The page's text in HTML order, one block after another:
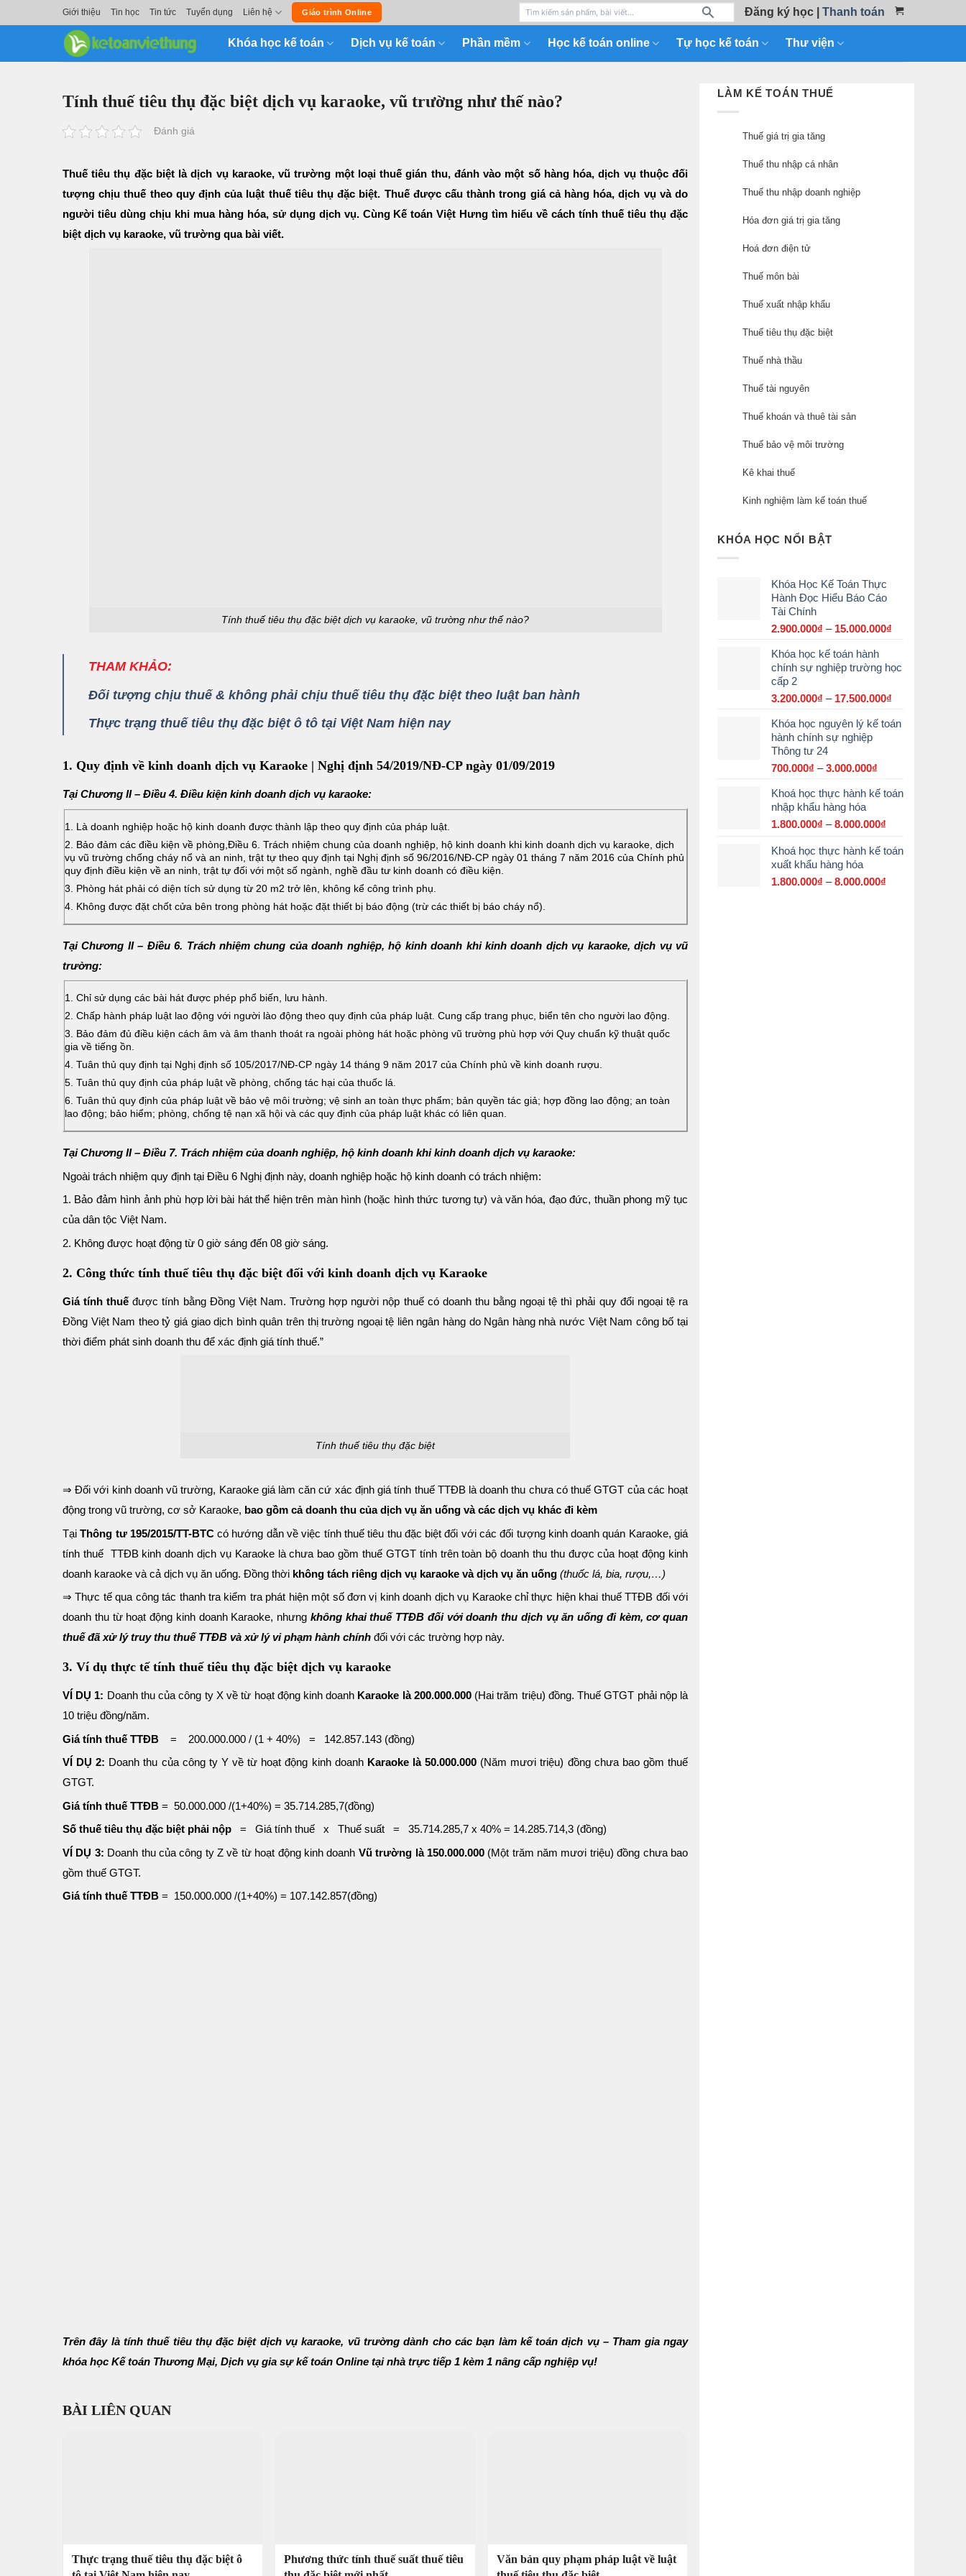
Giới thiệu Tin học Tin tức Tuyển dụng Liên hệ Giáo trình Online Đăng ký học| Thanh toán
Khóa học kế toán Dịch vụ kế toán Phần mềm Học kế toán online Tự học kế toán Thư viện
Tính thuế tiêu thụ đặc biệt dịch vụ karaoke, vũ trường như thế nào?
Đánh giá
Thuế tiêu thụ đặc biệt là dịch vụ karaoke, vũ trường một loại thuế gián thu, đánh vào một số hàng hóa, dịch vụ thuộc đối
tượng chịu thuế theo quy định của luật thuế tiêu thụ đặc biệt. Thuế được cấu thành trong giá cả hàng hóa, dịch vụ và do
người tiêu dùng chịu khi mua hàng hóa, sử dụng dịch vụ. Cùng Kế toán Việt Hưng tìm hiểu về cách tính thuế tiêu thụ đặc
biệt dịch vụ karaoke, vũ trường qua bài viết.
Tính thuế tiêu thụ đặc biệt dịch vụ karaoke, vũ trường như thế nào?
THAM KHẢO:
Đối tượng chịu thuế & không phải chịu thuế tiêu thụ đặc biệt theo luật ban hành
Thực trạng thuế tiêu thụ đặc biệt ô tô tại Việt Nam hiện nay
1. Quy định về kinh doanh dịch vụ Karaoke | Nghị định 54/2019/NĐ-CP ngày 01/09/2019
Tại Chương II – Điều 4. Điều kiện kinh doanh dịch vụ karaoke:
1. Là doanh nghiệp hoặc hộ kinh doanh được thành lập theo quy định của pháp luật.
2. Bảo đảm các điều kiện về phòng,Điều 6. Trách nhiệm chung của doanh nghiệp, hộ kinh doanh khi kinh doanh dịch vụ karaoke, dịch
vụ vũ trường chống cháy nổ và an ninh, trật tự theo quy định tại Nghị định số 96/2016/NĐ-CP ngày 01 tháng 7 năm 2016 của Chính phủ
quy định điều kiện về an ninh, trật tự đối với một số ngành, nghề đầu tư kinh doanh có điều kiện.
3. Phòng hát phải có diện tích sử dụng từ 20 m2 trở lên, không kể công trình phụ.
4. Không được đặt chốt cửa bên trong phòng hát hoặc đặt thiết bị báo động (trừ các thiết bị báo cháy nổ).
Tại Chương II – Điều 6. Trách nhiệm chung của doanh nghiệp, hộ kinh doanh khi kinh doanh dịch vụ karaoke, dịch vụ vũ
trường:
1. Chỉ sử dụng các bài hát được phép phổ biến, lưu hành.
2. Chấp hành pháp luật lao động với người lào động theo quy định của pháp luật. Cung cấp trang phục, biển tên cho người lao động.
3. Bảo đảm đủ điều kiện cách âm và âm thanh thoát ra ngoài phòng hát hoặc phòng vũ trường phù hợp với Quy chuẩn kỹ thuật quốc
gia về tiếng ồn.
4. Tuân thủ quy định tại Nghị định số 105/2017/NĐ-CP ngày 14 tháng 9 năm 2017 của Chính phủ về kinh doanh rượu.
5. Tuân thủ quy định của pháp luật về phòng, chống tác hại của thuốc lá.
6. Tuân thủ quy định của pháp luật về bảo vệ môi trường; vệ sinh an toàn thực phẩm; bản quyền tác giả; hợp đồng lao động; an toàn
lao động; bảo hiểm; phòng, chống tệ nạn xã hội và các quy định của pháp luật khác có liên quan.
Tại Chương II – Điều 7. Trách nhiệm của doanh nghiệp, hộ kinh doanh khi kinh doanh dịch vụ karaoke:
Ngoài trách nhiệm quy định tại Điều 6 Nghị định này, doanh nghiệp hoặc hộ kinh doanh có trách nhiệm:
1. Bảo đảm hình ảnh phù hợp lời bài hát thể hiện trên màn hình (hoặc hình thức tương tự) và văn hóa, đạo đức, thuần phong mỹ tục
của dân tộc Việt Nam.
2. Không được hoạt động từ 0 giờ sáng đến 08 giờ sáng.
2. Công thức tính thuế tiêu thụ đặc biệt đối với kinh doanh dịch vụ Karaoke
Giá tính thuế được tính bằng Đồng Việt Nam. Trường hợp người nộp thuế có doanh thu bằng ngoại tệ thì phải quy đổi ngoại tệ ra
Đồng Việt Nam theo tỷ giá giao dịch bình quân trên thị trường ngoại tệ liên ngân hàng do Ngân hàng nhà nước Việt Nam công bố tại
thời điểm phát sinh doanh thu để xác định giá tính thuế.”
Tính thuế tiêu thụ đặc biệt
⇒ Đối với kinh doanh vũ trường, Karaoke giá làm căn cứ xác định giá tính thuế TTĐB là doanh thu chưa có thuế GTGT của các hoạt
động trong vũ trường, cơ sở Karaoke, bao gồm cả doanh thu của dịch vụ ăn uống và các dịch vụ khác đi kèm
Tại Thông tư 195/2015/TT-BTCcó hướng dẫn về việc tính thuế tiêu thu đặc biệt đối với các đối tượng kinh doanh quán Karaoke, giá
tính thuế TTĐB kinh doanh dịch vụ Karaoke là chưa bao gồm thuế GTGT tính trên toàn bộ doanh thu thu được của hoạt động kinh
doanh karaoke và cả dịch vụ ăn uống. Đồng thời không tách riêng dịch vụ karaoke và dịch vụ ăn uống (thuốc lá, bia, rượu,…)
⇒ Thực tế qua công tác thanh tra kiểm tra phát hiện một số đơn vị kinh doanh dịch vụ Karaoke chỉ thực hiện khai thuế TTĐB đối với
doanh thu từ hoạt động kinh doanh Karaoke, nhưng không khai thuế TTĐB đối với doanh thu dịch vụ ăn uống đi kèm, cơ quan
thuế đã xử lý truy thu thuế TTĐB và xử lý vi phạm hành chính đối với các trường hợp này.
3. Ví dụ thực tế tính thuế tiêu thụ đặc biệt dịch vụ karaoke
VÍ DỤ 1: Doanh thu của công ty X về từ hoạt động kinh doanh Karaoke là 200.000.000(Hai trăm triệu) đồng. Thuế GTGT phải nộp là
10 triệu đồng/năm.
Giá tính thuế TTĐB = 200.000.000 / (1 + 40%) = 142.857.143 (đồng)
VÍ DỤ 2: Doanh thu của công ty Y về từ hoạt động kinh doanhKaraoke là 50.000.000 (Năm mươi triệu) đồng chưa bao gồm thuế
GTGT.
Giá tính thuế TTĐB = 50.000.000 /(1+40%) = 35.714.285,7(đồng)
Số thuế tiêu thụ đặc biệt phải nộp = Giá tính thuế x Thuế suất = 35.714.285,7 x 40% = 14.285.714,3 (đồng)
VÍ DỤ 3: Doanh thu của công ty Z về từ hoạt động kinh doanh Vũ trường là 150.000.000(Một trăm năm mươi triệu) đồng chưa bao
gồm thuế GTGT.
Giá tính thuế TTĐB = 150.000.000 /(1+40%) = 107.142.857(đồng)
Trên đây là tính thuế tiêu thụ đặc biệt dịch vụ karaoke, vũ trường dành cho các bạn làm kế toán dịch vụ – Tham gia ngay
khóa học Kế toán Thương Mại, Dịch vụ gia sự kế toán Online tại nhà trực tiếp 1 kèm 1 nâng cấp nghiệp vụ!
BÀI LIÊN QUAN
Thực trạng thuế tiêu thụ đặc biệt ô
Phương thức tính thuế suất thuế tiêu
Văn bản quy phạm pháp luật về luật
LÀM KẾ TOÁN THUẾ
Thuế giá trị gia tăng
Thuế thu nhập cá nhân
Thuế thu nhập doanh nghiệp
Hóa đơn giá trị gia tăng
Hoá đơn điện tử
Thuế môn bài
Thuế xuất nhập khẩu
Thuế tiêu thụ đặc biệt
Thuế nhà thầu
Thuế tài nguyên
Thuế khoán và thuê tài sản
Thuế bảo vệ môi trường
Kê khai thuế
Kinh nghiệm làm kế toán thuế
KHÓA HỌC NỔI BẬT
Khóa Học Kế Toán Thực
Hành Đọc Hiểu Báo Cáo
Tài Chính
2.900.000₫ – 15.000.000₫
2.900.000₫
Khóa học kế toán hành
chính sự nghiệp trường học
cấp 2
3.200.000₫ – 17.500.000₫
từ
Khóa học nguyên lý kế toán
hành chính sự nghiệp
Thông tư 24
700.000₫ – 3.000.000₫
từ
đến
Khoá học thực hành kế toán
nhập khẩu hàng hóa
1.800.000₫ – 8.000.000₫
từ
Khoá học thực hành kế toán
xuất khẩu hàng hóa
1.800.000₫ – 8.000.000₫